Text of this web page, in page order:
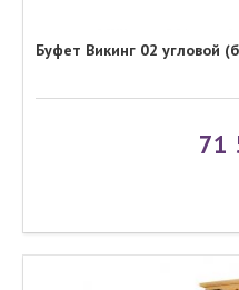
Буфет Викинг 02 угловой
71